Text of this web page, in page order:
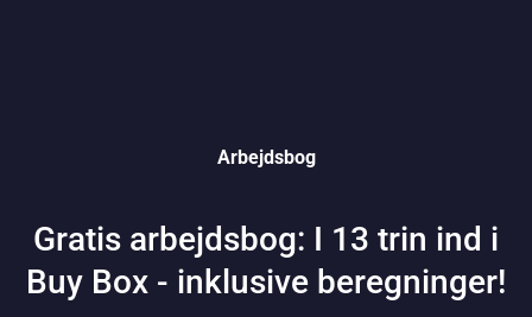
Arbejdsbog
Gratis arbejdsbog: I 13 trin ind i
Buy Box - inklusive beregninger!